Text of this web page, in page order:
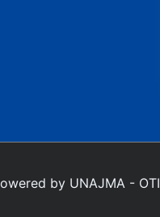
by UNAJMA - OTI